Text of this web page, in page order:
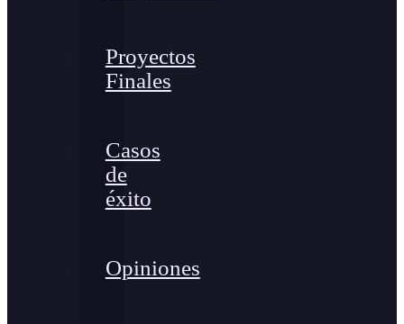
Proyectos
Finales
Casos
de
éxito
Opiniones